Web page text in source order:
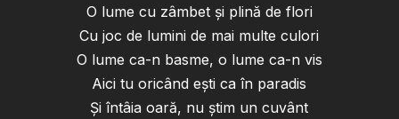
O lume cu zâmbet și plină de flori
Cu joc de lumini de mai multe culori
O lume ca-n basme, o lume ca-n vis
Aici tu oricând ești ca în paradis
Și întâia oară, nu știm un cuvânt